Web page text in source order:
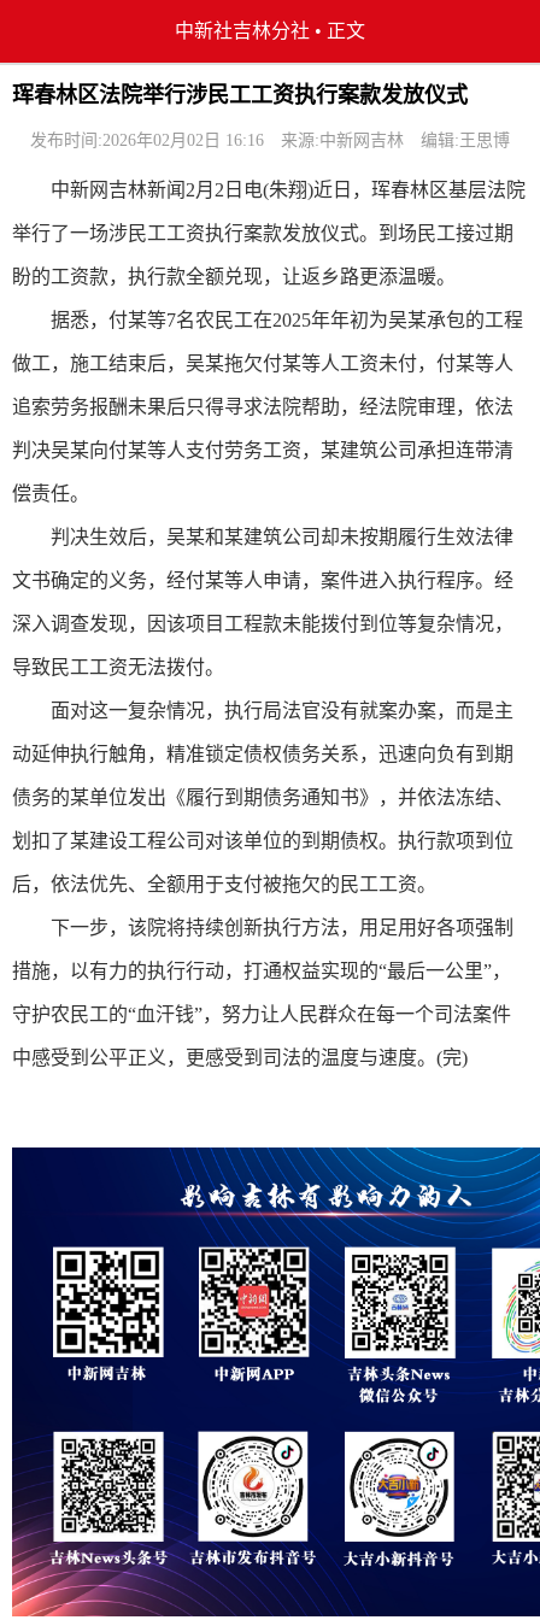
中新社吉林分社 • 正文
珲春林区法院举行涉民工工资执行案款发放仪式
发布时间:2026年02月02日 16:16 来源:中新网吉林 编辑:王思博
中新网吉林新闻2月2日电(朱翔)近日，珲春林区基层法院
举行了一场涉民工工资执行案款发放仪式。到场民工接过期
盼的工资款，执行款全额兑现，让返乡路更添温暖。
据悉，付某等7名农民工在2025年年初为吴某承包的工程
做工，施工结束后，吴某拖欠付某等人工资未付，付某等人
追索劳务报酬未果后只得寻求法院帮助，经法院审理，依法
判决吴某向付某等人支付劳务工资，某建筑公司承担连带清
偿责任。
判决生效后，吴某和某建筑公司却未按期履行生效法律
文书确定的义务，经付某等人申请，案件进入执行程序。经
深入调查发现，因该项目工程款未能拨付到位等复杂情况，
导致民工工资无法拨付。
面对这一复杂情况，执行局法官没有就案办案，而是主
动延伸执行触角，精准锁定债权债务关系，迅速向负有到期
债务的某单位发出《履行到期债务通知书》，并依法冻结、
划扣了某建设工程公司对该单位的到期债权。执行款项到位
后，依法优先、全额用于支付被拖欠的民工工资。
下一步，该院将持续创新执行方法，用足用好各项强制
措施，以有力的执行行动，打通权益实现的“最后一公里”，
守护农民工的“血汗钱”，努力让人民群众在每一个司法案件
中感受到公平正义，更感受到司法的温度与速度。(完)